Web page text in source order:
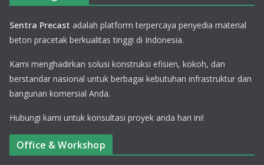
Sentra Precast adalah platform terpercaya penyedia material
beton pracetak berkualitas tinggi di Indonesia.
Kami menghadirkan solusi konstruksi efisien, kokoh, dan
berstandar nasional untuk berbagai kebutuhan infrastruktur dan
bangunan komersial Anda.
Hubungi kami untuk konsultasi proyek anda hari ini!
Office & Workshop